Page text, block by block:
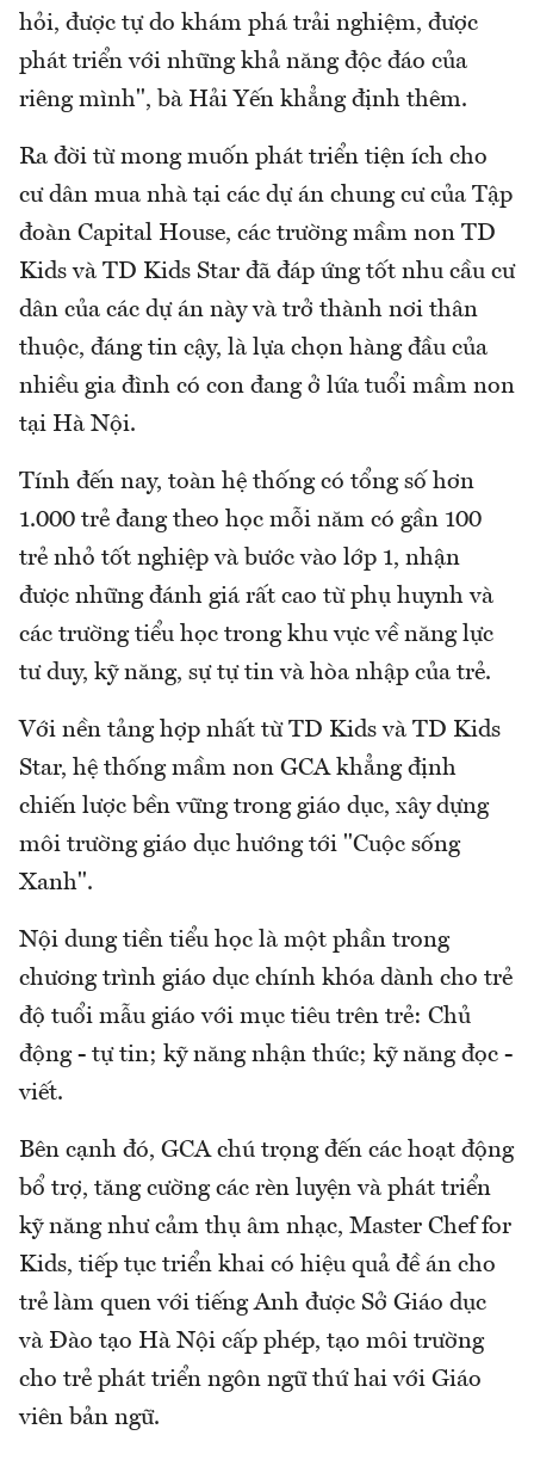
hỏi, được tự do khám phá trải nghiệm, được
phát triển với những khả năng độc đáo của
riêng mình", bà Hải Yến khẳng định thêm.
Ra đời từ mong muốn phát triển tiện ích cho
cư dân mua nhà tại các dự án chung cư của Tập
đoàn Capital House, các trường mầm non TD
Kids và TD Kids Star đã đáp ứng tốt nhu cầu cư
dân của các dự án này và trở thành nơi thân
thuộc, đáng tin cậy, là lựa chọn hàng đầu của
nhiều gia đình có con đang ở lứa tuổi mầm non
tại Hà Nội.
Tính đến nay, toàn hệ thống có tổng số hơn
1.000 trẻ đang theo học mỗi năm có gần 100
trẻ nhỏ tốt nghiệp và bước vào lớp 1, nhận
được những đánh giá rất cao từ phụ huynh và
các trường tiểu học trong khu vực về năng lực
tư duy, kỹ năng, sự tự tin và hòa nhập của trẻ.
Với nền tảng hợp nhất từ TD Kids và TD Kids
Star, hệ thống mầm non GCA khẳng định
chiến lược bền vững trong giáo dục, xây dựng
môi trường giáo dục hướng tới "Cuộc sống
Xanh".
Nội dung tiền tiểu học là một phần trong
chương trình giáo dục chính khóa dành cho trẻ
độ tuổi mẫu giáo với mục tiêu trên trẻ: Chủ
động - tự tin; kỹ năng nhận thức; kỹ năng đọc -
viết.
Bên cạnh đó, GCA chú trọng đến các hoạt động
bổ trợ, tăng cường các rèn luyện và phát triển
kỹ năng như cảm thụ âm nhạc, Master Chef for
Kids, tiếp tục triển khai có hiệu quả đề án cho
trẻ làm quen với tiếng Anh được Sở Giáo dục
và Đào tạo Hà Nội cấp phép, tạo môi trường
cho trẻ phát triển ngôn ngữ thứ hai với Giáo
viên bản ngữ.